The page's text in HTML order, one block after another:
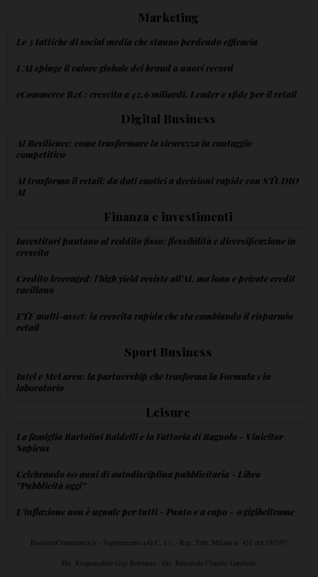
Marketing
Le 3 tattiche di social media che stanno perdendo efficacia
L'AI spinge il valore globale dei brand a nuovi record
eCommerce B2C: crescita a 42,6 miliardi. Leader e sfide per il retail
Digital Business
AI Resilience: come trasformare la sicurezza in vantaggio
competitivo
AI trasforma il retail: da dati caotici a decisioni rapide con STUDIO
AI
Finanza e investimenti
Investitori puntano al reddito fisso: flessibilità e diversificazione in
crescita
Credito leveraged: l'high yield resiste all'AI, ma loan e private credit
vacillano
ETF multi-asset: la crescita rapida che sta cambiando il risparmio
retail
Sport Business
Intel e McLaren: la partnership che trasforma la Formula 1 in
laboratorio
Leisure
La famiglia Bartolini Baldelli e la Fattoria di Bagnolo - Vinicitor
Sapiens
Celebrando 60 anni di autodisciplina pubblicitaria - Libro
''Pubblicità oggi''
L'inflazione non è uguale per tutti - Punto e a capo - @gigibeltrame
BusinessCommunity.it - Supplemento a G.C. e t. - Reg. Trib. Milano n. 431 del 19/7/97
Dir. Responsabile Gigi Beltrame - Dir. Editoriale Claudio Gandolfo